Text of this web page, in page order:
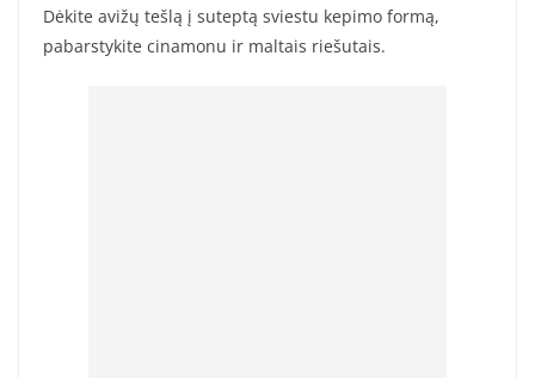
Dėkite avižų tešlą į suteptą sviestu kepimo formą,
pabarstykite cinamonu ir maltais riešutais.